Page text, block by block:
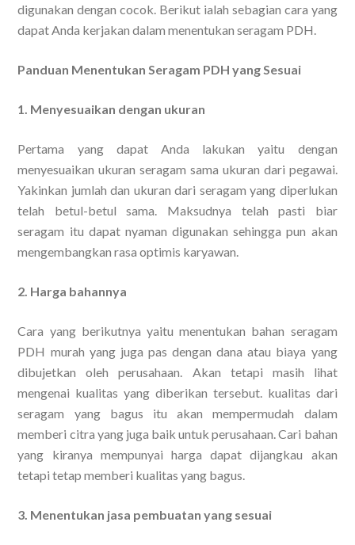
digunakan dengan cocok. Berikut ialah sebagian cara yang
dapat Anda kerjakan dalam menentukan seragam PDH.
Panduan Menentukan Seragam PDH yang Sesuai
1. Menyesuaikan dengan ukuran
Pertama yang dapat Anda lakukan yaitu dengan
menyesuaikan ukuran seragam sama ukuran dari pegawai.
Yakinkan jumlah dan ukuran dari seragam yang diperlukan
telah betul-betul sama. Maksudnya telah pasti biar
seragam itu dapat nyaman digunakan sehingga pun akan
mengembangkan rasa optimis karyawan.
2. Harga bahannya
Cara yang berikutnya yaitu menentukan bahan seragam
PDH murah yang juga pas dengan dana atau biaya yang
dibujetkan oleh perusahaan. Akan tetapi masih lihat
mengenai kualitas yang diberikan tersebut. kualitas dari
seragam yang bagus itu akan mempermudah dalam
memberi citra yang juga baik untuk perusahaan. Cari bahan
yang kiranya mempunyai harga dapat dijangkau akan
tetapi tetap memberi kualitas yang bagus.
3. Menentukan jasa pembuatan yang sesuai